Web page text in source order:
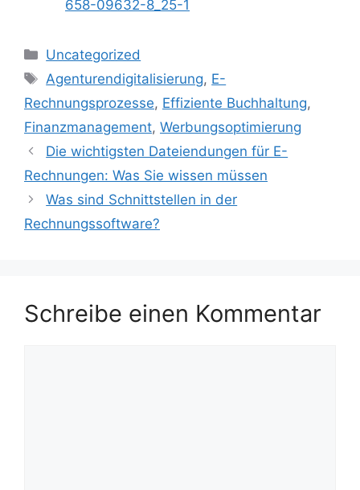
658-09632-8_25-1
Kategorien
Uncategorized
Schlagwörter
Agenturendigitalisierung, E-
Rechnungsprozesse, Effiziente Buchhaltung,
Finanzmanagement, Werbungsoptimierung
Die wichtigsten Dateiendungen für E-
Rechnungen: Was Sie wissen müssen
Was sind Schnittstellen in der
Rechnungssoftware?
Schreibe einen Kommentar